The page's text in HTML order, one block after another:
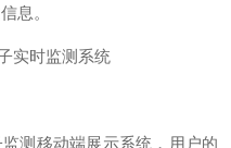
息。
测移动端展示系统，用户的